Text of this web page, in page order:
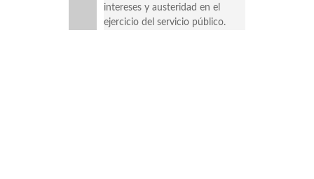
intereses y austeridad en el
ejercicio del servicio público.